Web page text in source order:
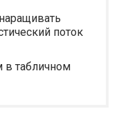
поток
в табличном